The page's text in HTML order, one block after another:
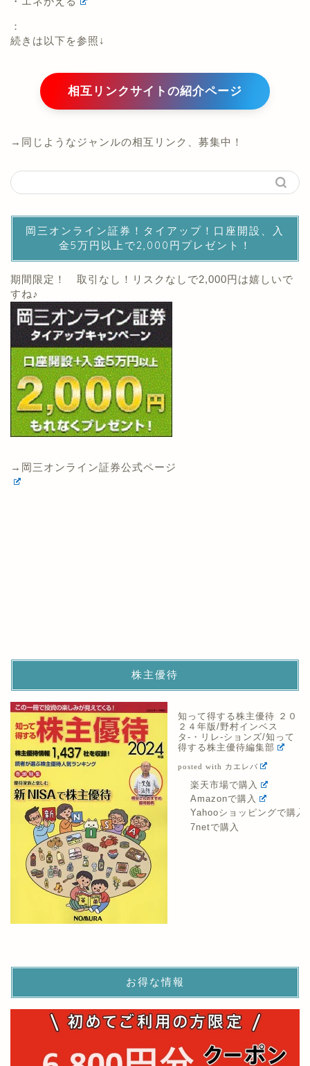
：
続きは以下を参照↓
相互リンクサイトの紹介ページ
→同じようなジャンルの相互リンク、募集中！
岡三オンライン証券！タイアップ！口座開設、入
金5万円以上で2,000円プレゼント！
期間限定！ 取引なし！リスクなしで2,000円は嬉しいで
すね♪
→岡三オンライン証券公式ページ
株主優待
知って得する株主優待 ２０
２４年版/野村インベス
タ-・リレ-ションズ/知って
得する株主優待編集部
posted with カエレバ
楽天市場で購入
Amazonで購入
Yahooショッピングで購入
7netで購入
お得な情報